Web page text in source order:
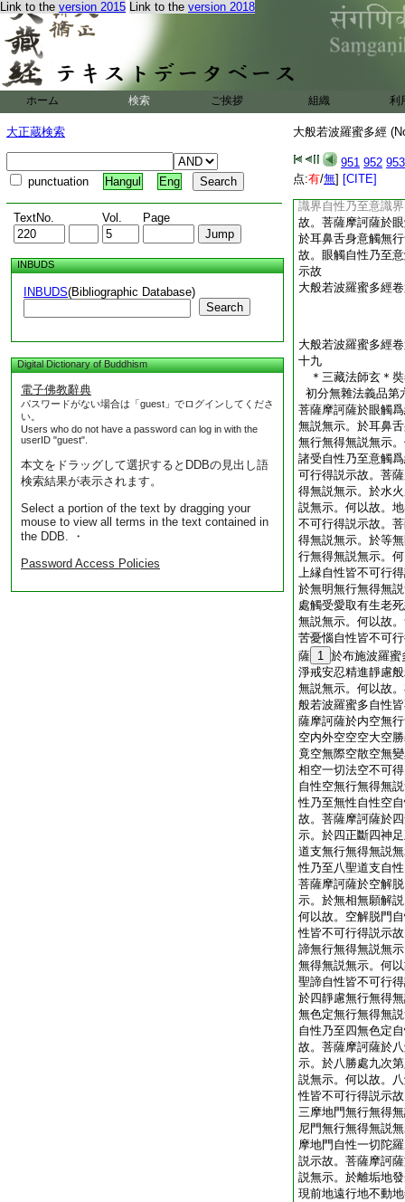
Link to the version 2015 Link to the version 2018
ホーム 検索 ご挨拶 組織 利
大正蔵検索
punctuation Hangul Eng
TextNo. Vol. Page
INBUDS
INBUDS(Bibliographic Database)
Search
Digital Dictionary of Buddhism
電子佛教辭典
パスワードがない場合は「guest」でログインしてくださ
い。
Users who do not have a password can log in with the
userID "guest".
本文をドラッグして選択するとDDBの見出し語
検索結果が表示されます。
Select a portion of the text by dragging your
mouse to view all terms in the text contained in
the DDB. ・
Password Access Policies
大般若波羅蜜多經
951 952 953
点:有/無] [CITE]
乃至意處自性皆不
薩於色處無行無得
法處無行無得無説
乃至法處自性皆不
身意界無行無得無
性乃至意界自性皆
訶薩於色界無行無
觸法界無行無得無
性乃至法界自性皆
訶薩於眼識界無行
舌身意識界無行無
識界自性乃至意識
故。菩薩摩訶薩於
於耳鼻舌身意觸無
故。眼觸自性乃至
示故
大般若波羅蜜多經
大般若波羅蜜多經
十九
＊三藏法師玄
初分無雜法義品第
菩薩摩訶薩於眼觸
無説無示。於耳鼻
無行無得無説無示
諸受自性乃至意觸
可行得説示故。菩
得無説無示。於水
説無示。何以故。
不可行得説示故。
得無説無示。於等
行無得無説無示。
上縁自性皆不可行
於無明無行無得無
處觸受愛取有生老
無説無示。何以故
苦憂惱自性皆不可
薩 1 於布施波羅蜜
淨戒安忍精進靜慮
無説無示。何以故
般若波羅蜜多自性
薩摩訶薩於内空無
空内外空空空大空
竟空無際空散空無
相空一切法空不可
自性空無行無得無
性乃至無性自性空
故。菩薩摩訶薩於
示。於四正斷四神
道支無行無得無説
性乃至八聖道支自
菩薩摩訶薩於空解
示。於無相無願解
何以故。空解脱門
性皆不可行得説示
諦無行無得無説無
無得無説無示。何
聖諦自性皆不可行
於四靜慮無行無得
無色定無行無得無
自性乃至四無色定
故。菩薩摩訶薩於
示。於八勝處九次
説無示。何以故。
性皆不可行得説示
三摩地門無行無得
尼門無行無得無説
摩地門自性一切陀
説示故。菩薩摩訶
説無示。於離垢地
現前地遠行地不動